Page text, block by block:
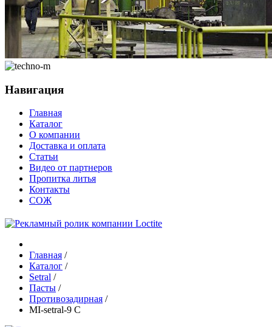
Навигация
Главная
Каталог
О компании
Доставка и оплата
Статьи
Видео от партнеров
Пропитка литья
Контакты
СОЖ
Главная /
Каталог /
Setral /
Пасты /
Противозадирная /
MI-setral-9 C